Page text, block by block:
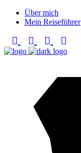
Über mich
Mein Reiseführer